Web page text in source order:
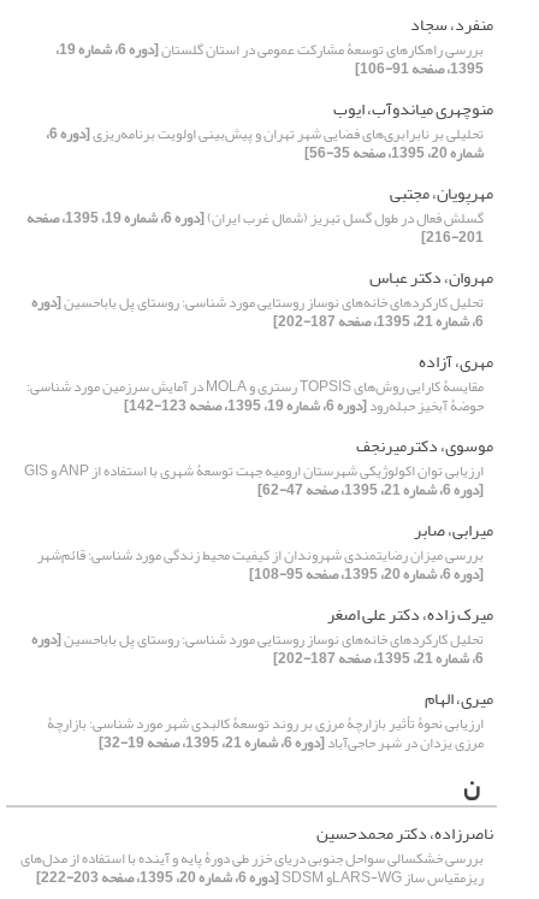
منفرد، سجاد
بررسی راهکارهای توسعۀ مشارکت عمومی در استان گلستان [دوره 6، شماره 19،
1395، صفحه 91-106]
منوچهری میاندوآب، ایوب
تحلیلی بر نابرابری‌های فضایی شهر تهران و پیش‌بینی اولویت برنامه‌ریزی [دوره 6،
شماره 20، 1395، صفحه 35-56]
مهرپویان، مجتبی
گسلش فعال در طول گسل تبریز (شمال غرب ایران) [دوره 6، شماره 19، 1395، صفحه
201-216]
مهروان، دکتر عباس
تحلیل کارکردهای خانه‌های نوساز روستایی مورد شناسی: روستای پل بابا‌حسین[دوره
6، شماره 21، 1395، صفحه 187-202]
مهری، آزاده
مقایسۀ کارایی روش‌های TOPSIS رستری و MOLA در آمایش سرزمین مورد شناسی:
حوضۀ آبخیز حبله‌رود[دوره 6، شماره 19، 1395، صفحه 123-142]
موسوی، دکترمیرنجف
ارزیابی توان اکولوژیکی شهرستان ارومیه جهت توسعۀ شهری با استفاده از ANP و GIS
[دوره 6، شماره 21، 1395، صفحه 47-62]
میرابی، صابر
بررسی میزان رضایتمندی شهروندان از کیفیت محیط زندگی مورد شناسی: قائم‌شهر
[دوره 6، شماره 20، 1395، صفحه 95-108]
میرک زاده، دکتر علی اصغر
تحلیل کارکردهای خانه‌های نوساز روستایی مورد شناسی: روستای پل بابا‌حسین[دوره
6، شماره 21، 1395، صفحه 187-202]
میری، الهام
ارزیابی نحوۀ تأثیر بازارچۀ مرزی بر روند توسعۀ کالبدی شهر مورد شناسی: بازارچۀ
مرزی یزدان در شهر حاجی‌آباد[دوره 6، شماره 21، 1395، صفحه 19-32]
ن
ناصرزاده، دکتر محمدحسین
بررسی خشکسالی سواحل جنوبی دریای خزر طی دورۀ پایه و آینده با استفاده از مدل‌های
ریز‌مقیاس ساز LARS-WGو SDSM [دوره 6، شماره 20، 1395، صفحه 203-222]